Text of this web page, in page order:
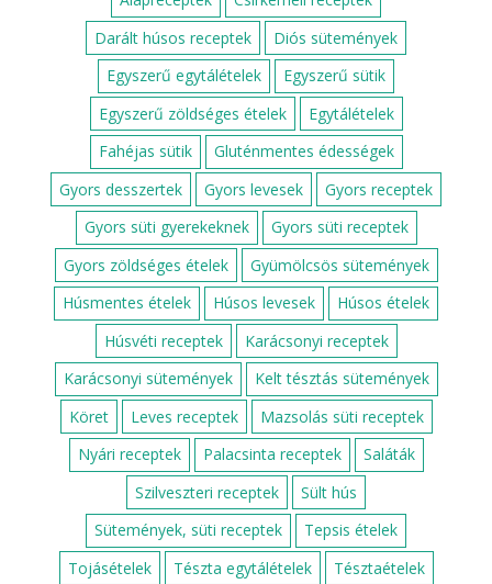
Darált húsos receptek
Diós sütemények
Egyszerű egytálételek
Egyszerű sütik
Egyszerű zöldséges ételek
Egytálételek
Fahéjas sütik
Gluténmentes édességek
Gyors desszertek
Gyors levesek
Gyors receptek
Gyors süti gyerekeknek
Gyors süti receptek
Gyors zöldséges ételek
Gyümölcsös sütemények
Húsmentes ételek
Húsos levesek
Húsos ételek
Húsvéti receptek
Karácsonyi receptek
Karácsonyi sütemények
Kelt tésztás sütemények
Köret
Leves receptek
Mazsolás süti receptek
Nyári receptek
Palacsinta receptek
Saláták
Szilveszteri receptek
Sült hús
Sütemények, süti receptek
Tepsis ételek
Tojásételek
Tészta egytálételek
Tésztaételek